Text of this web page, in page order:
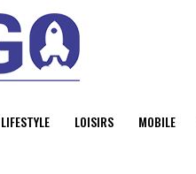
LIFESTYLE LOISIRS MOBILE